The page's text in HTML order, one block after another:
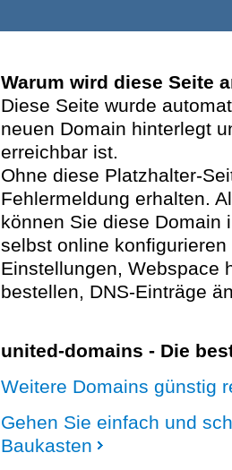
Warum wird diese Seite
Diese Seite wurde
neuen Domain hinterlegt
erreichbar ist.
Ohne diese Platzhalter-
Fehlermeldung erhalten.
können Sie diese Domain
selbst online
Einstellungen, Webspace
bestellen, DNS-Einträge
united-domains - Die
Weitere Domains günstig
Gehen Sie einfach und
Baukasten